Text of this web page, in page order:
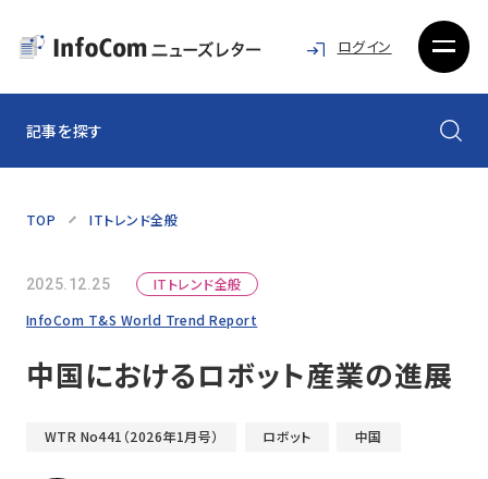
ログイン
記事を探す
TOP ITトレンド全般
2025.12.25
ITトレンド全般
InfoCom T&S World Trend Report
中国におけるロボット産業の進展
WTR No441（2026年1月号） ロボット 中国